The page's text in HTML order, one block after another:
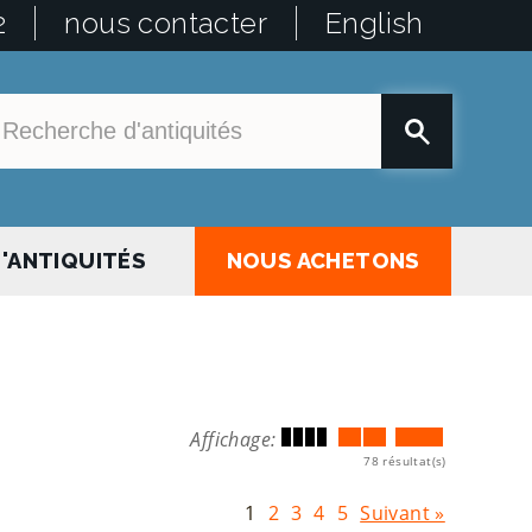
nous contacter English
NOUS ACHETONS
Affichage:
78 résultat(s)
1 2 3 4 5 Suivant »